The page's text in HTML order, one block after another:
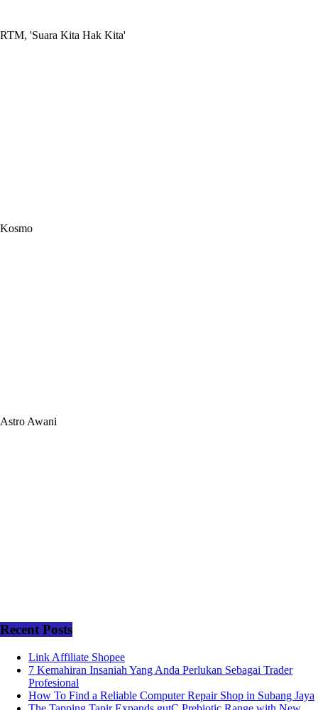
RTM, 'Suara Kita Hak Kita'
Kosmo
Astro Awani
Recent Posts
Link Affiliate Shopee
7 Kemahiran Insaniah Yang Anda Perlukan Sebagai Trader
Profesional
How To Find a Reliable Computer Repair Shop in Subang Jaya